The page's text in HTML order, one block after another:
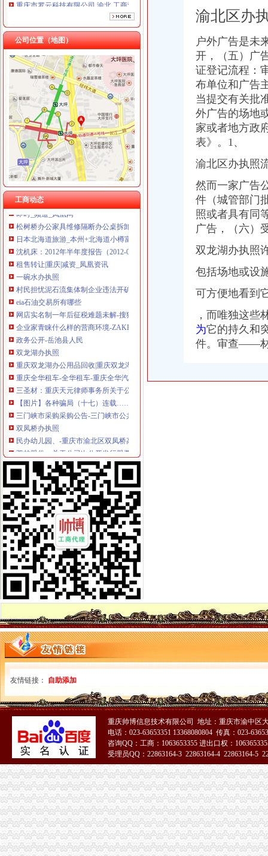
重庆欧氏科技发展有限公司 渝九50万 （进出口权）
重庆安赐商贸有限公司 渝江10万 （工商注册）
重庆恺昶贸易有限公司 渝九 （食品许可证）
上海蓝天房屋装饰工程有限公司重庆分公司 渝北 （工商注册）
公司位置（地图）
工商动态
空港新城
【许昌空港新城（二期）二手房|空港新城（二期）二手房买卖】-许昌
空港新城房价网,2018空港新城房价走势图,南宁萧山空港新城二手房
空港新城1号线路_空港新城1号线公交车路线_咸空港新城1号线路_
空港新城房价网,2018空港新城房价走势图,南通渝北空港新城二手房
空港新城21#、24#楼工程招标公告_中国招标网_河南省招标
松树桥办执照
即时_频道_凤凰网
松树桥办公家具维修隔断办公桌拆卸安装大班椅老板椅维修换件-维
日本北海道旅游_本州+北海道小樽富良野函馆双飞6晚7天游
沈机床：2012年半年度报告（2012-07-31）_沈机床（000410）
租售转让|重庆|减资_凤凰资讯
一碗水办执照
村民担忧泥石流集体制企业违法开矿（组图）--新闻
eia石油交易所有哪些
网店实名制一年后征税难题未解-搜狐滚动
企业家青睐什么样的营商环境-ZAKER新闻
政务公开-岳池县人民
双龙湖办执照
重庆双龙湖办公用品回收|重庆双龙湖旧办公用品回收-重庆比拉网
重庆全华租车-全华租车-重庆全华汽车租赁公司[电话|地址|介绍|评价]-
三圣材：重庆天元律师事务所关于公司次公开发行股票并上市的补
【图片】各种骗局（十七）连载…………………………&helli
三门峡市采购采购公告-三门峡市公共资源交易中心
双凤桥办执照
民办幼儿园、-重庆市渝北区双凤桥高屋幼儿园-主页
双林股份：关于公司次公开发行股票并在创业板上市的律师工作报告
渝北迅速处理“双凤桥街道工作人员上班牌博”一事,7名牌的
硒鼓；墨盒；-渝北区双凤桥街道新城办公设备经营部
安徽宏基建设项目管理有限公司
两路办执照
【南餐饮业办理营业执照的详细流程】价格,厂家,公司注册服务-
广州一般纳税人申请：办执照一起有牌经营办许可证更正规-广州爱
因为期房屋未被征收的证明迟迟开不了营业执照办不下来房东直上火_
承诺办执照快3天·南方日报数字报·南方报网
营业执照网上办只跑一趟工商-今日重庆-华龙网
龙溪办执照
汶川县龙溪乡龙溪村村民活动中心建设项目比选公告_中国招标网_四川
[惠州市]博罗县龙溪富士康项目宿舍生活区配套道路工程（BT模式-招标
人才招聘办事指南-办事指南-湖州人才网
武冈市赧水项目区2015年龙溪生态清洁小流域工程建设项目招标公告-
长沙市门户网站--宁乡经济技术开发区管理委员会宁乡经开区地籍
空港新城办执照
【58同城】重庆渝北空港新城工商注册_公司注册代理_代办注册公司价
这一天自贸区服务大厅同时开陕西向世界招手_三秦网
陕西空港新城“启航跑”活动举办_搜狐体育_搜狐网
机制变了活力足了人心暖了——西咸新区托管代管一年观察
德国印象_嘉泰国际_楼盘对比分析-北京乐居
新牌坊办执照
图：重庆新牌坊办公室装修设计,新牌坊办公-重庆装修-搜狐家居网
重庆办公家具厂家重庆市新牌坊板式文件柜、铁皮文件柜、活动柜图片
《过街》花匠先生^第19章^新更新：2013-11-2901:20:14晋江文学城
新牌坊办公家具维修办公椅维修办公家具拆装-爱喇叭网
【重庆新牌坊附近适用于办公及货物存放门店出租】-重庆我要出兑网
加洲办执照
欧洲总裁办公行政书人才|欧洲总裁办公行政书个人简历汇总|欧洲
《清史稿》卷124志九十九|正史
欧洲行政综合管理办公主任人才|欧洲行政综合管理办公主任个人简历汇
代办俄罗斯大使馆加签【今日推荐网-深圳进出口代理】
渝北区办
户外广告是未
开，（五）广
证登记流程：
布单位和广告
当提交有关批
外广告的场地
家或者地方政
表》。1、
渝北区办执照
然而一家广告
件（城管部门
照或者具有同
广告，（六）
双龙湖办执照
包括场地或设
可方便地看到
，而唯独这些
为它的持久和
件。审查——材
友情链接： 自助添加
重庆帅博信息技术有限公司 地址：重庆市渝中区
电话：023-63653351 13368080804 传真：023-
咨询QQ：工商：1063653355 进出口权：
受理员QQ：22863164-3 22863164-4 22863164-5
51La